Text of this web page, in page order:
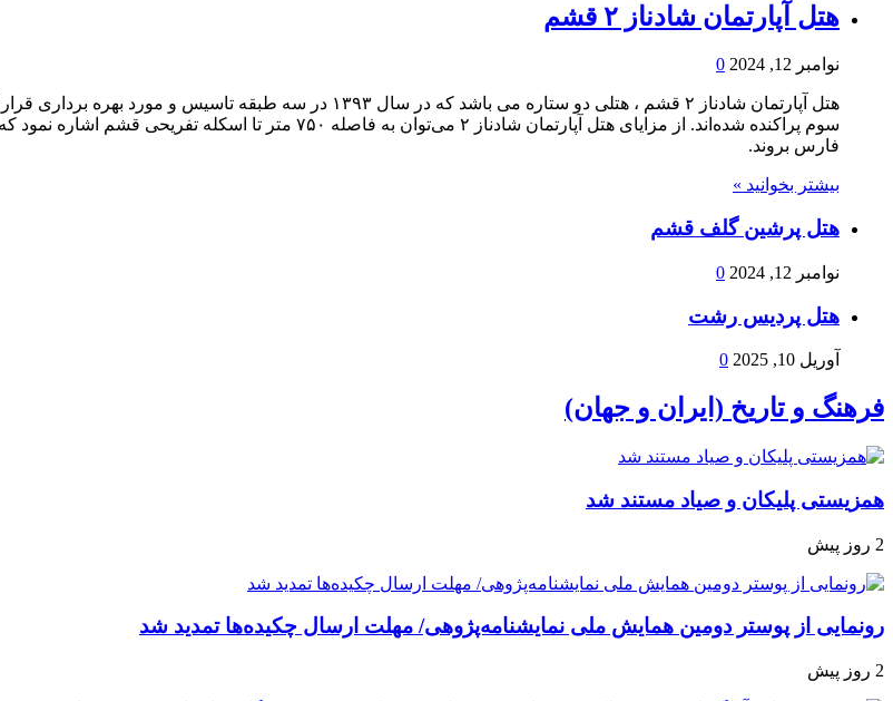
هتل آپارتمان شادناز ۲ قشم
نوامبر 12, 2024 0
سوم پراکنده شده‌اند. از مزایای هتل آپارتمان شادناز ۲ می‌توان
فارس بروند.
بیشتر بخوانید »
هتل پرشین گلف قشم
نوامبر 12, 2024 0
هتل پردیس رشت
آوریل 10, 2025 0
فرهنگ و تاریخ (ایران و جهان)
همزیستی پلیکان و صیاد مستند شد
2 روز پیش
رونمایی از پوستر دومین همایش ملی نمایشنامه‌پژوهی/ مهلت ارسال چکیده‌ها تمدید شد
2 روز پیش